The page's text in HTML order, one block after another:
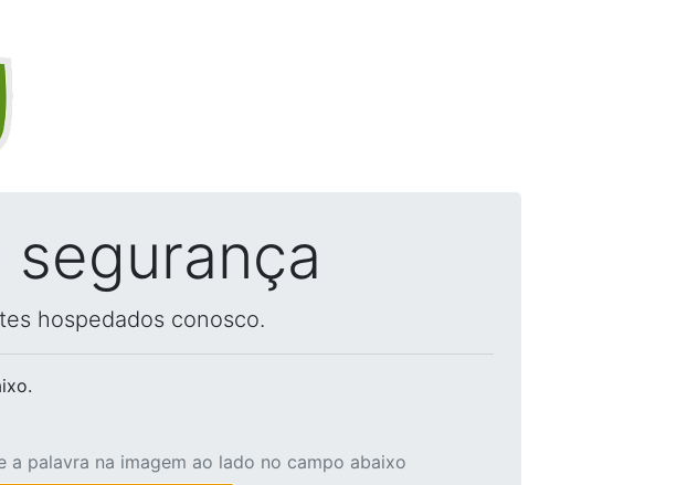
hospedados conosco.
a palavra na imagem ao lado no campo abaixo